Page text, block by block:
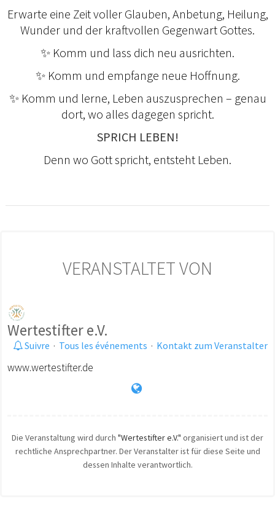
Erwarte eine Zeit voller Glauben, Anbetung, Heilung,
Wunder und der kraftvollen Gegenwart Gottes.
✨ Komm und lass dich neu ausrichten.
✨ Komm und empfange neue Hoffnung.
✨ Komm und lerne, Leben auszusprechen – genau
dort, wo alles dagegen spricht.
SPRICH LEBEN!
Denn wo Gott spricht, entsteht Leben.
VERANSTALTET VON
Wertestifter e.V.
Suivre · Tous les événements · Kontakt zum Veranstalter
www.wertestifter.de
Die Veranstaltung wird durch "Wertestifter e.V." organisiert und ist der
rechtliche Ansprechpartner. Der Veranstalter ist für diese Seite und
dessen Inhalte verantwortlich.